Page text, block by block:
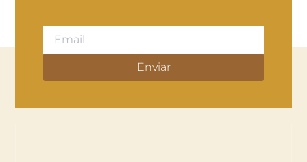
Enviar